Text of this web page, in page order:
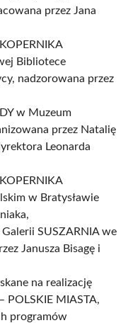
przez Jana
Bibliotece
nadzorowana przez
w Muzeum
przez Natalię
Leonarda
w Bratysławie
SUSZARNIA we
Janusza Bisagę i
na realizację
POLSKIE MIASTA,
programów